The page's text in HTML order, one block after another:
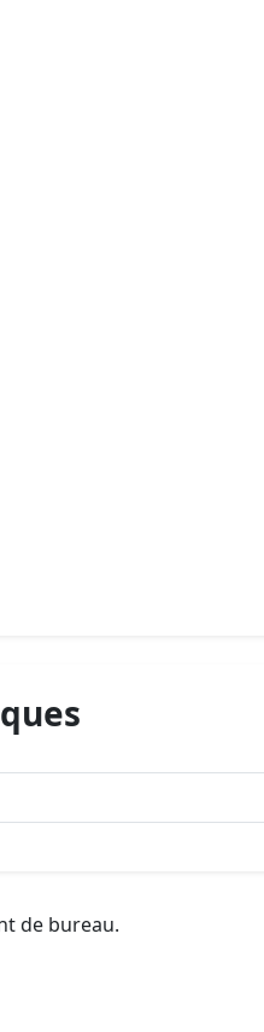
de bureau.